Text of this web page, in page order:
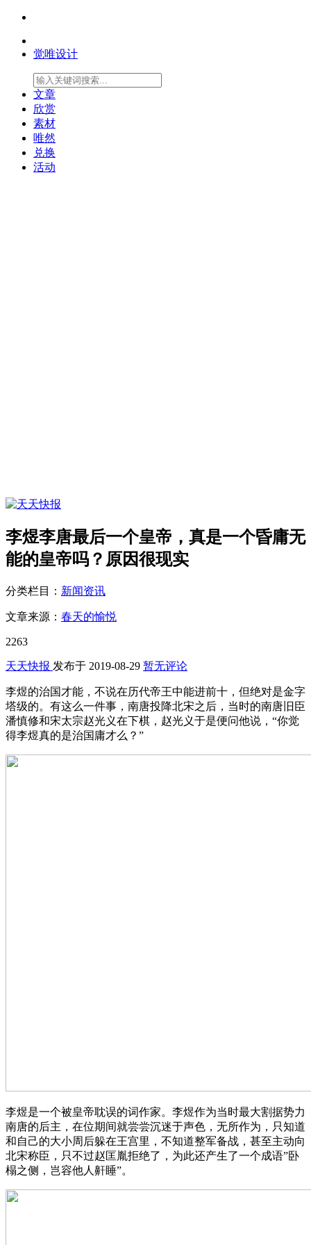
觉唯设计
文章
欣赏
素材
唯然
兑换
活动
李煜李唐最后一个皇帝，真是一个昏庸无
能的皇帝吗？原因很现实
分类栏目： 新闻资讯
文章来源： 春天的愉悦
2263
天天快报 发布于 2019-08-29 暂无评论
李煜的治国才能，不说在历代帝王中能进前十，但绝对是金字
塔级的。有这么一件事，南唐投降北宋之后，当时的南唐旧臣
潘慎修和宋太宗赵光义在下棋，赵光义于是便问他说，“你觉
得李煜真的是治国庸才么？”
李煜是一个被皇帝耽误的词作家。李煜作为当时最大割据势力
南唐的后主，在位期间就尝尝沉迷于声色，无所作为，只知道
和自己的大小周后躲在王宫里，不知道整军备战，甚至主动向
北宋称臣，只不过赵匡胤拒绝了，为此还产生了一个成语”卧
榻之侧，岂容他人鼾睡”。